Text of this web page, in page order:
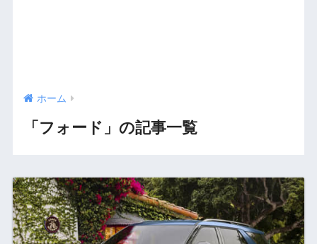
ホーム
「フォード」の記事一覧